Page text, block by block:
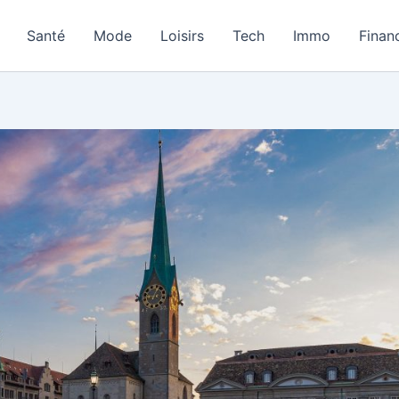
Santé Mode Loisirs Tech Immo